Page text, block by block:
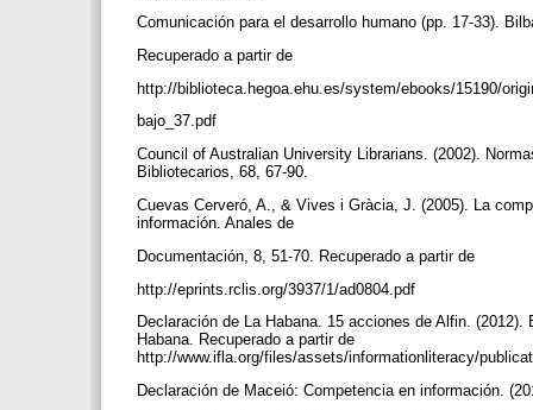
Comunicación para el desarrollo humano (pp. 17-33).
Recuperado a partir de
http://biblioteca.hegoa.ehu.es/system/ebooks/15190/
bajo_37.pdf
Council of Australian University Librarians. (2002).
Bibliotecarios, 68, 67-90.
Cuevas Cerveró, A., & Vives i Gràcia, J. (2005). La
información. Anales de
Documentación, 8, 51-70. Recuperado a partir de
http://eprints.rclis.org/3937/1/ad0804.pdf
Declaración de La Habana. 15 acciones de Alfin.
Habana. Recuperado a partir de
http://www.ifla.org/files/assets/informationliteracy/
Declaración de Maceió: Competencia en información.